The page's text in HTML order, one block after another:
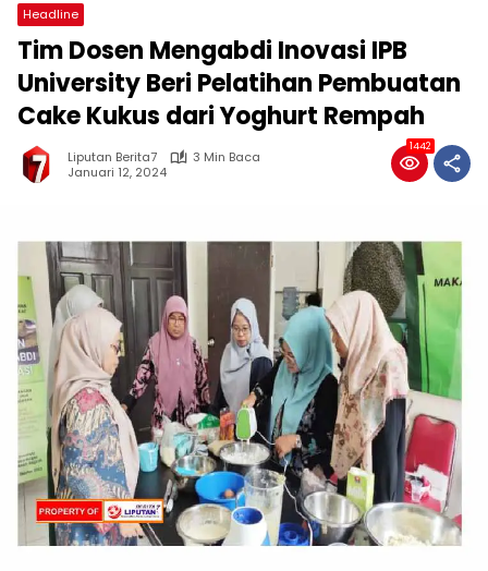
Headline
Tim Dosen Mengabdi Inovasi IPB
University Beri Pelatihan Pembuatan
Cake Kukus dari Yoghurt Rempah
Liputan Berita7
3 Min Baca
Januari 12, 2024
1442